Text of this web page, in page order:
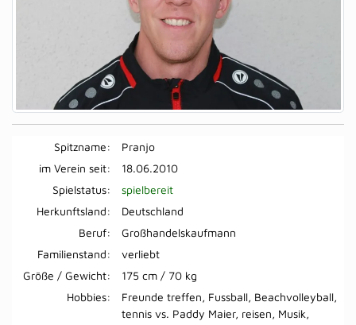
Spitzname:
Pranjo
im Verein seit:
18.06.2010
Spielstatus:
spielbereit
Herkunftsland:
Deutschland
Beruf:
Großhandelskaufmann
Familienstand:
verliebt
Größe / Gewicht:
175 cm / 70 kg
Hobbies:
Freunde treffen, Fussball, Beachvolleyball,
tennis vs. Paddy Maier, reisen, Musik,